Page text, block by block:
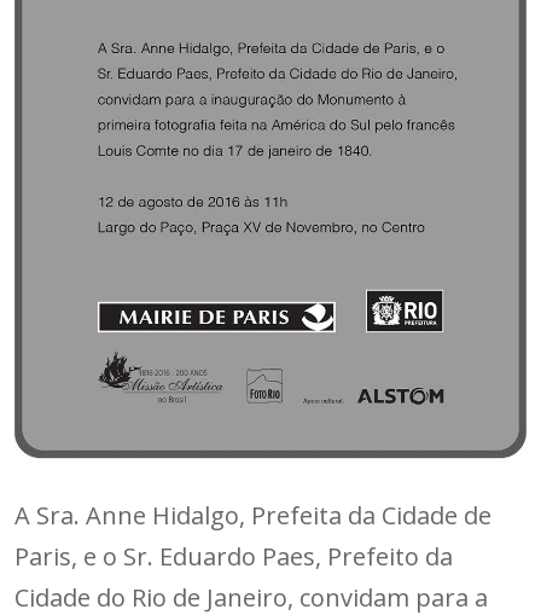
A Sra. Anne Hidalgo, Prefeita da Cidade de
Paris, e o Sr. Eduardo Paes, Prefeito da
Cidade do Rio de Janeiro, convidam para a